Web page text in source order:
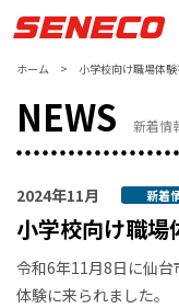
ホーム > 小学校向け職場体験
NEWS 新着情
2024年11月 新着
小学校向け職場
令和6年11月8日に仙
体験に来られました。